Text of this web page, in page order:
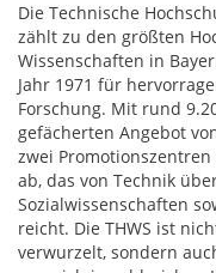
Die Technische
zählt zu den größten
Wissenschaften in
Jahr 1971 für
Forschung. Mit rund
gefächerten Angebot
zwei
ab, das von Technik
Sozialwissenschaften
reicht. Die THWS ist
verwurzelt, sondern